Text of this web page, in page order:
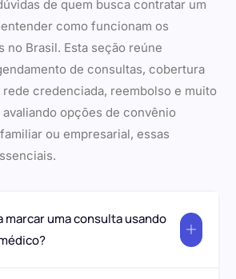
de quem busca contratar um
como funcionam os
no Brasil. Esta seção reúne
de consultas, cobertura
credenciada, reembolso e muito
avaliando opções de convênio
ou empresarial, essas
marcar uma consulta usando